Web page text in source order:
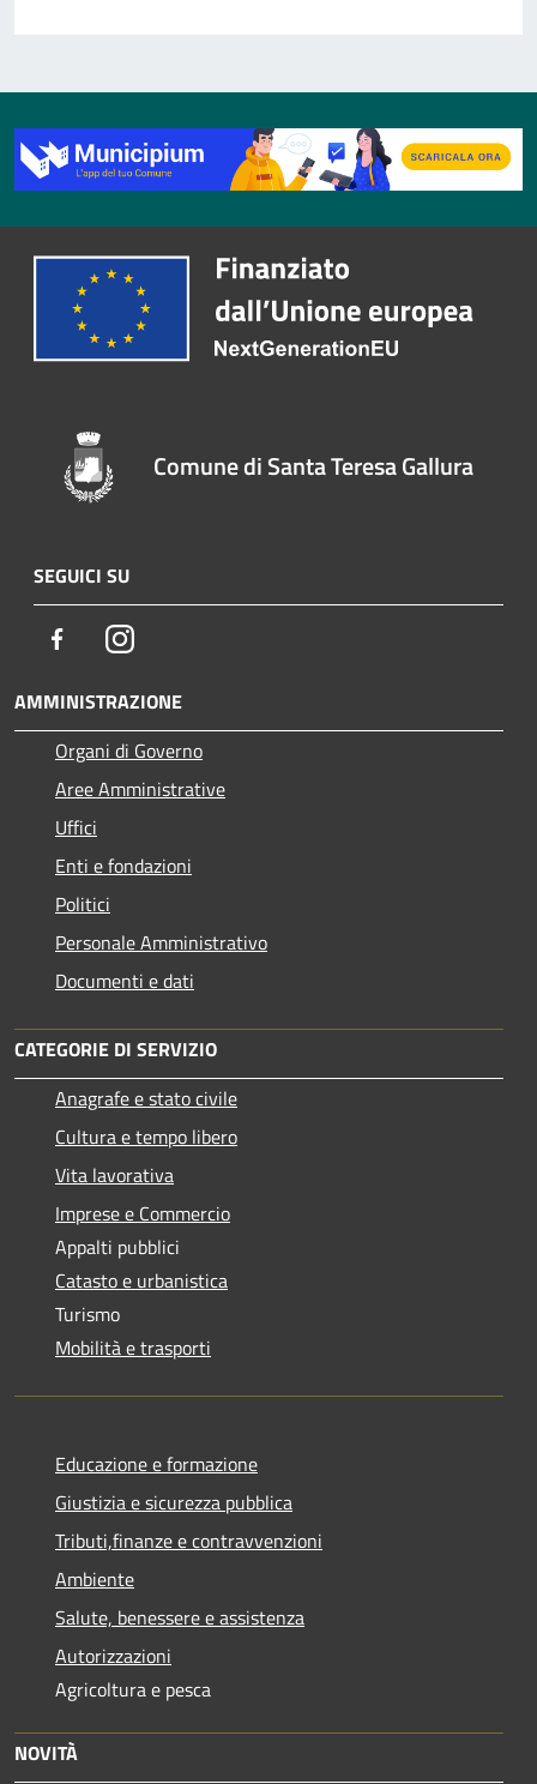
Comune di Santa Teresa Gallura
SEGUICI SU
FacebookInstagram
AMMINISTRAZIONE
Organi di Governo
Aree Amministrative
Uffici
Enti e fondazioni
Politici
Personale Amministrativo
Documenti e dati
CATEGORIE DI SERVIZIO
Anagrafe e stato civile
Cultura e tempo libero
Vita lavorativa
Imprese e Commercio
Appalti pubblici
Catasto e urbanistica
Turismo
Mobilità e trasporti
Educazione e formazione
Giustizia e sicurezza pubblica
Tributi,finanze e contravvenzioni
Ambiente
Salute, benessere e assistenza
Autorizzazioni
Agricoltura e pesca
NOVITÀ